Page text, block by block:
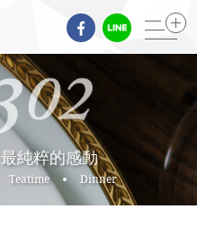
最純粹的感動
Teatime Dinner